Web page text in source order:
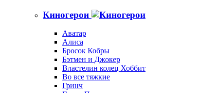
Киногерои
Аватар
Алиса
Бросок Кобры
Бэтмен и Джокер
Властелин колец Хоббит
Во все тяжкие
Гринч